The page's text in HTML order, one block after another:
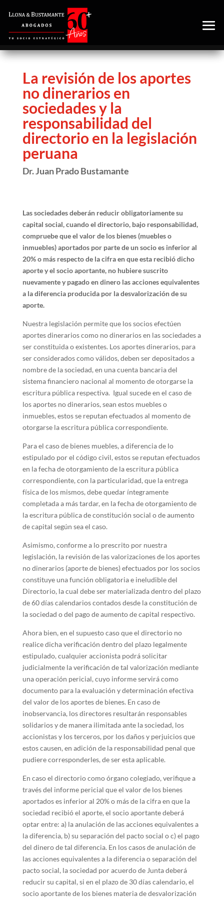
La revisión de los aportes
no dinerarios en
sociedades y la
responsabilidad del
directorio en la legislación
peruana
Dr. Juan Prado Bustamante
Las sociedades deberán reducir obligatoriamente su
capital social, cuando el directorio, bajo responsabilidad,
compruebe que el valor de los bienes (muebles o
inmuebles) aportados por parte de un socio es inferior al
20% o más respecto de la cifra en que esta recibió dicho
aporte y el socio aportante, no hubiere suscrito
nuevamente y pagado en dinero las acciones equivalentes
a la diferencia producida por la desvalorización de su
aporte.
Nuestra legislación permite que los socios efectúen
aportes dinerarios como no dinerarios en las sociedades a
ser constituida o existentes. Los aportes dinerarios, para
ser considerados como válidos, deben ser depositados a
nombre de la sociedad, en una cuenta bancaria del
sistema financiero nacional al momento de otorgarse la
escritura pública respectiva. Igual sucede en el caso de
los aportes no dinerarios, sean estos muebles o
inmuebles, estos se reputan efectuados al momento de
otorgarse la escritura pública correspondiente.
Para el caso de bienes muebles, a diferencia de lo
estipulado por el código civil, estos se reputan efectuados
en la fecha de otorgamiento de la escritura pública
correspondiente, con la particularidad, que la entrega
física de los mismos, debe quedar íntegramente
completada a más tardar, en la fecha de otorgamiento de
la escritura pública de constitución social o de aumento
de capital según sea el caso.
Asimismo, conforme a lo prescrito por nuestra
legislación, la revisión de las valorizaciones de los aportes
no dinerarios (aporte de bienes) efectuados por los socios
constituye una función obligatoria e ineludible del
Directorio, la cual debe ser materializada dentro del plazo
de 60 días calendarios contados desde la constitución de
la sociedad o del pago de aumento de capital respectivo.
Ahora bien, en el supuesto caso que el directorio no
realice dicha verificación dentro del plazo legalmente
estipulado, cualquier accionista podrá solicitar
judicialmente la verificación de tal valorización mediante
una operación pericial, cuyo informe servirá como
documento para la evaluación y determinación efectiva
del valor de los aportes de bienes. En caso de
inobservancia, los directores resultarán responsables
solidarios y de manera ilimitada ante la sociedad, los
accionistas y los terceros, por los daños y perjuicios que
estos causen, en adición de la responsabilidad penal que
pudiere corresponderles, de ser esta aplicable.
En caso el directorio como órgano colegiado, verifique a
través del informe pericial que el valor de los bienes
aportados es inferior al 20% o más de la cifra en que la
sociedad recibió el aporte, el socio aportante deberá
optar entre: a) la anulación de las acciones equivalentes a
la diferencia, b) su separación del pacto social o c) el pago
del dinero de tal diferencia. En los casos de anulación de
las acciones equivalentes a la diferencia o separación del
pacto social, la sociedad por acuerdo de Junta deberá
reducir su capital, si en el plazo de 30 días calendario, el
socio aportante de los bienes materia de desvalorización